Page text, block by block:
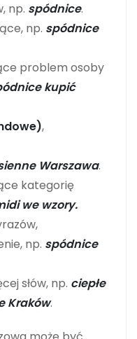
np. spódnice.
np. spódnice
problem osoby
kupić
,
Warszawa.
kategorię
we wzory.
np. spódnice
słów, np. ciepłe
Kraków.